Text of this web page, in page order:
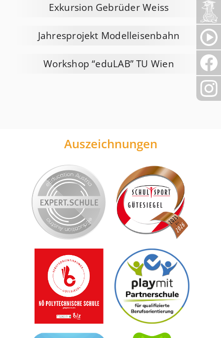
Exkursion Gebrüder Weiss
Jahresprojekt Modelleisenbahn
Workshop “eduLAB” TU Wien
Auszeichnungen